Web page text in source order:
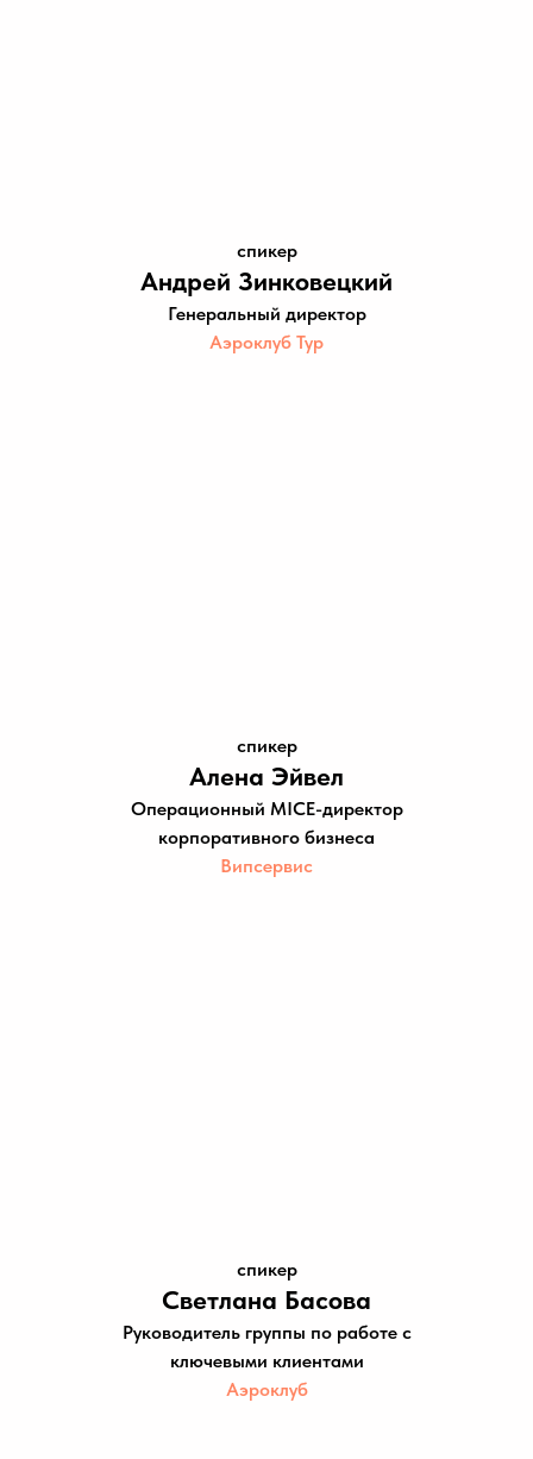
спикер
Андрей Зинковецкий
Генеральный директор
Аэроклуб Тур
спикер
Алена Эйвел
Операционный MICE-директор
корпоративного бизнеса
Випсервис
спикер
Светлана Басова
Руководитель группы по работе с
ключевыми клиентами
Аэроклуб